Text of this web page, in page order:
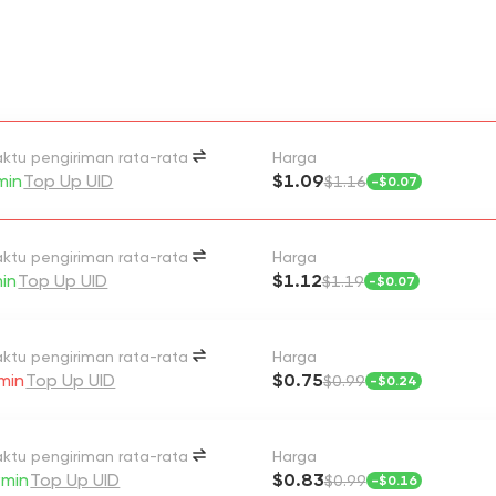
pengiriman rata-rata
Top Up UID
Harga
$1.09$1.16 -$0.07
pengiriman rata-rata
Top Up UID
Harga
$1.12$1.19 -$0.07
pengiriman rata-rata
Top Up UID
Harga
$0.75$0.99 -$0.24
pengiriman rata-rata
Top Up UID
Harga
$0.83$0.99 -$0.16